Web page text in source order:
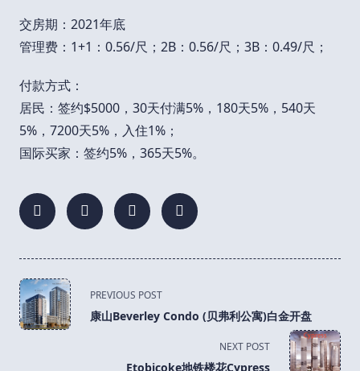
交房期：2021年底
管理费：1+1：0.56/尺；2B：0.56/尺；3B：0.49/尺；
付款方式：
居民：签约$5000，30天付满5%，180天5%，540天
5%，7200天5%，入住1%；
国际买家：签约5%，365天5%。
<span
class="nav-
subtitle
PREVIOUS POST
康山Beverley Condo (贝弗利公寓)白金开盘
NEXT POST
Etobicoke地铁楼花Cypress